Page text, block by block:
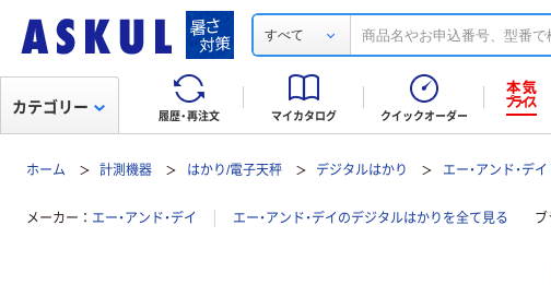
すべて
履歴・再注文 マイカタログ クイックオーダー
カテゴリー
ホーム 計測機器 はかり/電子天秤 デジタルはかり エー・アンド・デ
メーカー エー・アンド・デイ エー・アンド・デイのデジタルはかりを全て見る ブ